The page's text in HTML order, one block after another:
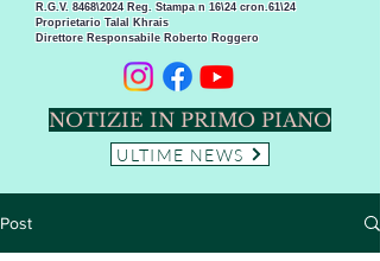
R.G.V. 8468\2024 Reg. Stampa n 16\24 cron.61\24 ​
Proprietario Talal Khrais
Direttore Responsabile Roberto Roggero
NOTIZIE IN PRIMO PIANO
ULTIME NEWS
Post